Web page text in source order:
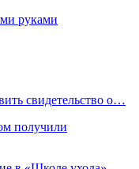
руками
свидетельство о…
получили